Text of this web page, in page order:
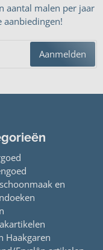
aantal malen per jaar
aanbiedingen!
Aanmelden
en
Haakgaren